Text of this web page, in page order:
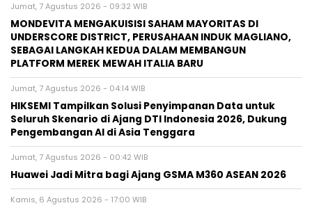
Jumat, 7 Agustus 2026 - 09:32 WIB
MONDEVITA MENGAKUISISI SAHAM MAYORITAS DI
UNDERSCORE DISTRICT, PERUSAHAAN INDUK MAGLIANO,
SEBAGAI LANGKAH KEDUA DALAM MEMBANGUN
PLATFORM MEREK MEWAH ITALIA BARU
Jumat, 7 Agustus 2026 - 04:14 WIB
HIKSEMI Tampilkan Solusi Penyimpanan Data untuk
Seluruh Skenario di Ajang DTI Indonesia 2026, Dukung
Pengembangan AI di Asia Tenggara
Jumat, 7 Agustus 2026 - 00:42 WIB
Huawei Jadi Mitra bagi Ajang GSMA M360 ASEAN 2026
Kamis, 6 Agustus 2026 - 17:00 WIB